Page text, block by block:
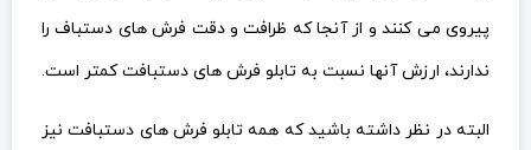
پیروی می کنند و از آنجا که ظرافت و دقت فرش های دستباف را
ندارند، ارزش آنها نسبت به تابلو فرش های دستبافت کمتر است.
البته در نظر داشته باشید که همه تابلو فرش های دستبافت نیز